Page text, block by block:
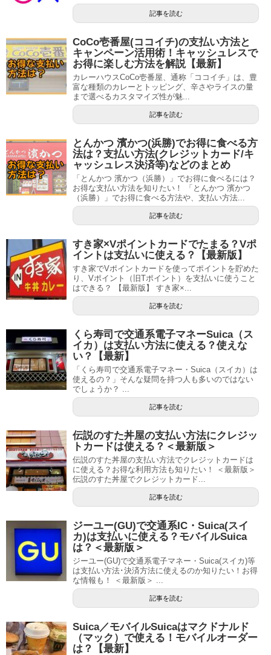
記事を読む
CoCo壱番屋(ココイチ)の支払い方法と
キャンペーン活用術！キャッシュレスで
お得に楽しむ方法を解説【最新】
カレーハウスCoCo壱番屋、通称「ココイチ」は、豊
富な種類のカレーとトッピング、辛さやライスの量
まで選べるカスタマイズ性が魅...
記事を読む
とんかつ 濱かつ(浜勝)でお得に食べる方
法は？支払い方法(クレジットカード/キ
ャッシュレス決済等)などのまとめ
「とんかつ 濱かつ（浜勝）」でお得に食べるには？
お得な支払い方法を知りたい！ 「とんかつ 濱かつ
（浜勝）」でお得に食べる方法や、支払い方法...
記事を読む
すき家×Vポイントカードでたまる？Vポ
イントは支払いに使える？【最新版】
すき家でVポイントカードを使ってポイントを貯めた
り、Vポイント（旧Tポイント）を支払いに使うこと
はできる？ 【最新版】 すき家×...
記事を読む
くら寿司で交通系電子マネーSuica（ス
イカ）は支払い方法に使える？使えな
い？【最新】
「くら寿司で交通系電子マネー・Suica（スイカ）は
使えるの？」そんな疑問を持つ人も多いのではない
でしょうか？ ...
記事を読む
伝説のすた丼屋の支払い方法にクレジッ
トカードは使える？＜最新版＞
伝説のすた丼屋の支払い方法でクレジットカードは
に使える？お得な利用方法も知りたい！ ＜最新版＞
伝説のすた丼屋でクレジットカード...
記事を読む
ジーユー(GU)で交通系IC・Suica(スイ
カ)は支払いに使える？モバイルSuica
は？＜最新版＞
ジーユー(GU)で交通系電子マネー・Suica(スイカ)等
は支払い方法･決済方法に使えるのか知りたい！お得
な情報も！ ＜最新版＞ ...
記事を読む
Suica／モバイルSuicaはマクドナルド
（マック）で使える！モバイルオーダー
は？【最新】